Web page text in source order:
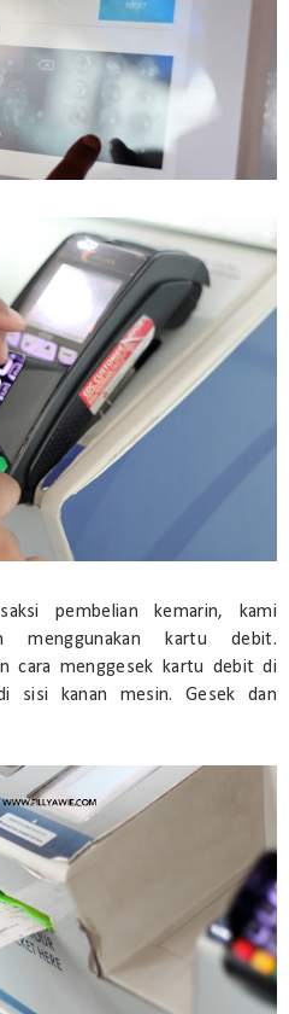
pembelian kemarin, kami
menggunakan kartu debit.
cara menggesek kartu debit di
sisi kanan mesin. Gesek dan